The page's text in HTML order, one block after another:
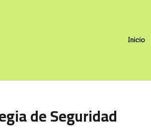
Inicio
de Seguridad